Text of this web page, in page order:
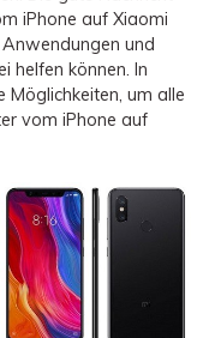
iPhone auf Xiaomi
und
helfen können. In
Möglichkeiten, um alle
vom iPhone auf